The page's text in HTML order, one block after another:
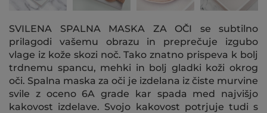
SVILENA SPALNA MASKA ZA OČI se subtilno
prilagodi vašemu obrazu in preprečuje izgubo
vlage iz kože skozi noč. Tako znatno prispeva k bolj
trdnemu spancu, mehki in bolj gladki koži okrog
oči. Spalna maska za oči je izdelana iz čiste murvine
svile z oceno 6A grade kar spada med najvišjo
kakovost izdelave. Svojo kakovost potrjuje tudi s